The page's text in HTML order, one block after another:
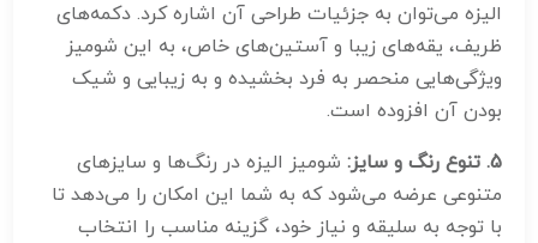
الیزه می‌توان به جزئیات طراحی آن اشاره کرد. دکمه‌های
ظریف، یقه‌های زیبا و آستین‌های خاص، به این شومیز
ویژگی‌هایی منحصر به فرد بخشیده و به زیبایی و شیک
بودن آن افزوده است.
5. تنوع رنگ و سایز:
شومیز الیزه در رنگ‌ها و سایزهای
متنوعی عرضه می‌شود که به شما این امکان را می‌دهد تا
با توجه به سلیقه و نیاز خود، گزینه مناسب را انتخاب